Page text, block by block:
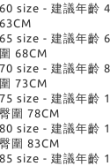
60 size - 建議年齡
63CM
65 size - 建議年齡
圍 68CM
70 size - 建議年齡
圍 73CM
75 size - 建議年齡
臀圍 78CM
80 size - 建議年齡
臀圍 83CM
85 size - 建議年齡